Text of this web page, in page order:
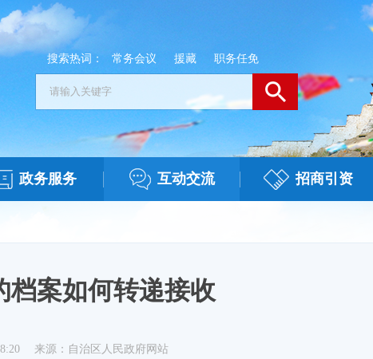
搜索热词： 常务会议 援藏 职务任免
政务服务 互动交流 招商引资
档案如何转递接收
来源：自治区人民政府网站